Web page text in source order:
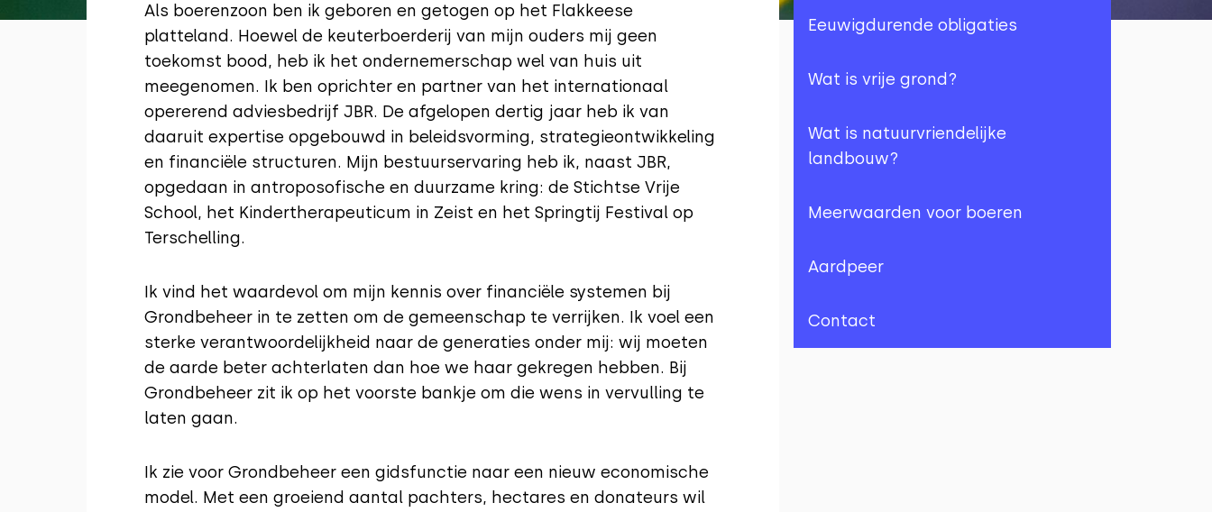
Als boerenzoon ben ik geboren en getogen op het Flakkeese
platteland. Hoewel de keuterboerderij van mijn ouders mij geen
toekomst bood, heb ik het ondernemerschap wel van huis uit
meegenomen. Ik ben oprichter en partner van het internationaal
opererend adviesbedrijf JBR. De afgelopen dertig jaar heb ik van
daaruit expertise opgebouwd in beleidsvorming, strategieontwikkeling
en financiële structuren. Mijn bestuurservaring heb ik, naast JBR,
opgedaan in antroposofische en duurzame kring: de Stichtse Vrije
School, het Kindertherapeuticum in Zeist en het Springtij Festival op
Terschelling.
Ik vind het waardevol om mijn kennis over financiële systemen bij
Grondbeheer in te zetten om de gemeenschap te verrijken. Ik voel een
sterke verantwoordelijkheid naar de generaties onder mij: wij moeten
de aarde beter achterlaten dan hoe we haar gekregen hebben. Bij
Grondbeheer zit ik op het voorste bankje om die wens in vervulling te
laten gaan.
Ik zie voor Grondbeheer een gidsfunctie naar een nieuw economische
model. Met een groeiend aantal pachters, hectares en donateurs wil
Ons team
Jaarrekeningen
Nieuwsbrieven
Doe mee
Herhalende donatie
Herhalende donatie met
belastingvoordeel
Herhalende donatie met
ANBI-status
Eeuwigdurende obligaties
Wat is vrije grond?
Wat is natuurvriendelijke
landbouw?
Meerwaarden voor boeren
Aardpeer
Contact